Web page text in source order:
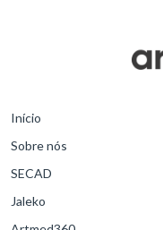
Início
Sobre nós
SECAD
Jaleko